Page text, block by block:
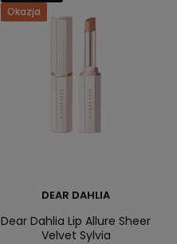
Okazja
DEAR DAHLIA
Dear Dahlia Lip Allure Sheer
Velvet Sylvia